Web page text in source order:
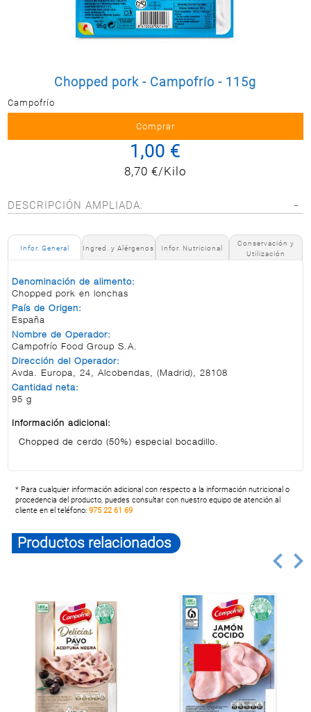
Postal
Chopped pork - Campofrío - 115g
Campofrío
1,00 €
8,70 €/Kilo
DESCRIPCIÓN AMPLIADA:
Infor. General Ingred. y Alérgenos Infor. Nutricional
Conservación y
Utilización
Denominación de alimento:
Chopped pork en lonchas
País de Origen:
España
Nombre de Operador:
Campofrío Food Group S.A.
Dirección del Operador:
Avda. Europa, 24, Alcobendas, (Madrid), 28108
Cantidad neta:
95 g
Información adicional:
Chopped de cerdo (50%) especial bocadillo.
* Para cualquier información adicional con respecto a la información nutricional o
procedencia del producto, puedes consultar con nuestro equipo de atención al
cliente en el teléfono:975 22 61 69
Productos relacionados